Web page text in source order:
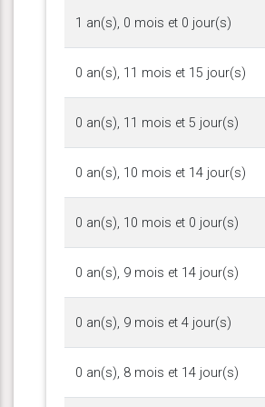
1 an(s), 0 mois et 0 jour(s)
0 an(s), 11 mois et 15 jour(s)
0 an(s), 11 mois et 5 jour(s)
0 an(s), 10 mois et 14 jour(s)
0 an(s), 10 mois et 0 jour(s)
0 an(s), 9 mois et 14 jour(s)
0 an(s), 9 mois et 4 jour(s)
0 an(s), 8 mois et 14 jour(s)